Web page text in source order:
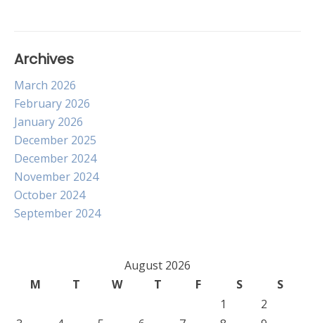
Archives
March 2026
February 2026
January 2026
December 2025
December 2024
November 2024
October 2024
September 2024
August 2026
M
T W T F S
S
1
2